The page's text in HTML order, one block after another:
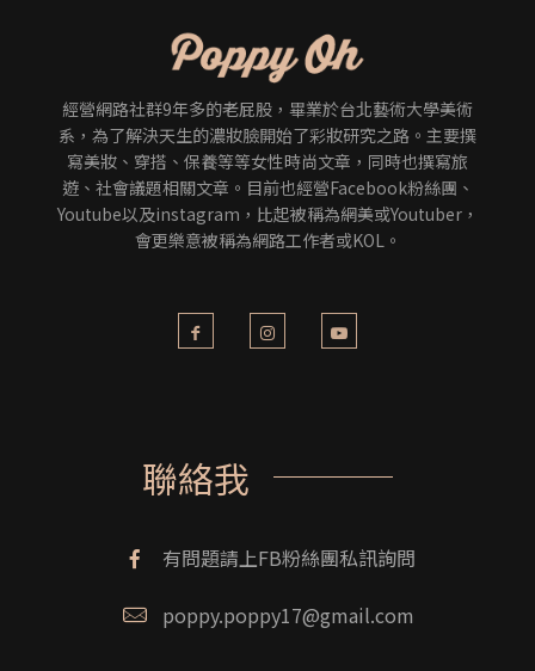
經營網路社群9年多的老屁股，畢業於台北藝術大學美術
系，為了解決天生的濃妝臉開始了彩妝研究之路。主要撰
寫美妝、穿搭、保養等等女性時尚文章，同時也撰寫旅
遊、社會議題相關文章。目前也經營Facebook粉絲團、
Youtube以及instagram，比起被稱為網美或Youtuber，
會更樂意被稱為網路工作者或KOL。
聯絡我
有問題請上FB粉絲團私訊詢問
poppy.poppy17@gmail.com